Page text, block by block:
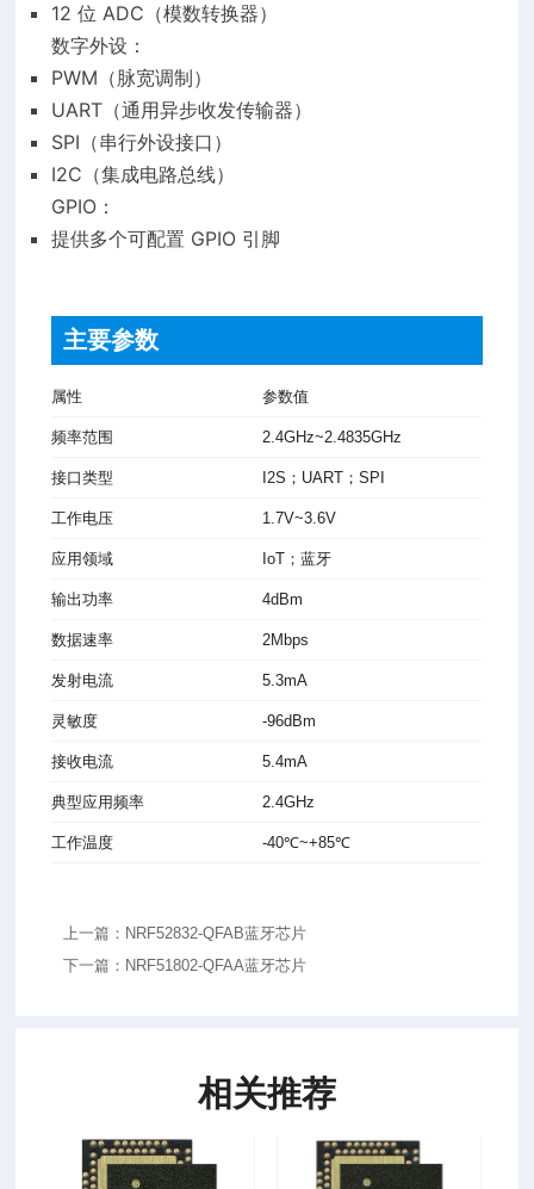
12 位 ADC（模数转换器）
数字外设：
PWM（脉宽调制）
UART（通用异步收发传输器）
SPI（串行外设接口）
I2C（集成电路总线）
GPIO：
提供多个可配置 GPIO 引脚
主要参数
属性 参数值
频率范围 2.4GHz~2.4835GHz
接口类型 I2S；UART；SPI
工作电压 1.7V~3.6V
应用领域 IoT；蓝牙
输出功率 4dBm
数据速率 2Mbps
发射电流 5.3mA
灵敏度 -96dBm
接收电流 5.4mA
典型应用频率 2.4GHz
工作温度 -40℃~+85℃
上一篇：NRF52832-QFAB蓝牙芯片
下一篇：NRF51802-QFAA蓝牙芯片
相关推荐